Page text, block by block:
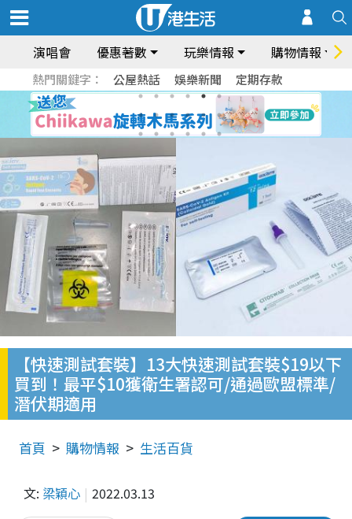
演唱會 優惠著數 玩樂情報 購物情報
熱門關鍵字： 公屋熱話 娛樂新聞 定期存款
【快速測試套裝】13大快速測試套裝$19以下
買到！最平$10獲衛生署認可/通過歐盟標準/
潛伏期適用
首頁 購物情報 生活百貨
文: 梁穎心 2022.03.13